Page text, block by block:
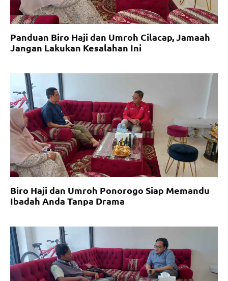
Panduan Biro Haji dan Umroh Cilacap, Jamaah
Jangan Lakukan Kesalahan Ini
Biro Haji dan Umroh Ponorogo Siap Memandu
Ibadah Anda Tanpa Drama